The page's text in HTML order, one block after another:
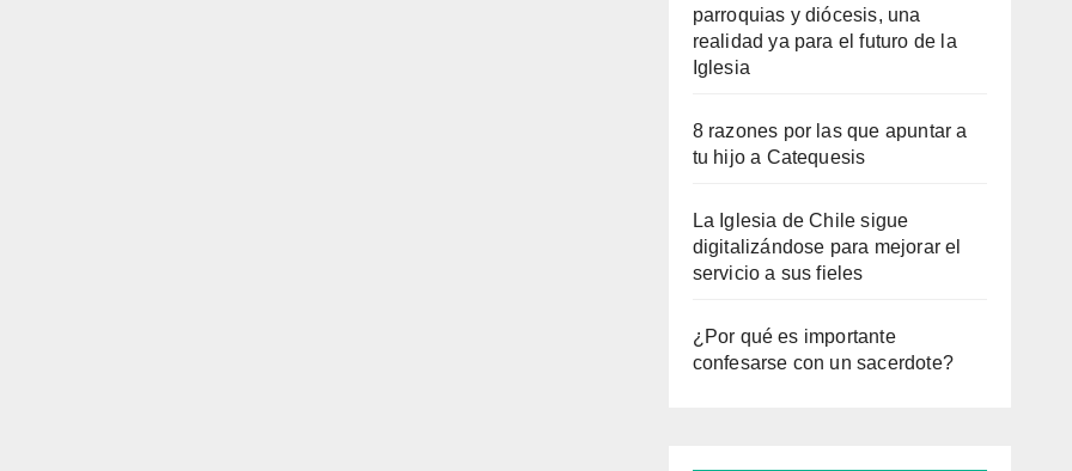
parroquias y diócesis, una
realidad ya para el futuro de la
Iglesia
8 razones por las que apuntar a
tu hijo a Catequesis
La Iglesia de Chile sigue
digitalizándose para mejorar el
servicio a sus fieles
¿Por qué es importante
confesarse con un sacerdote?